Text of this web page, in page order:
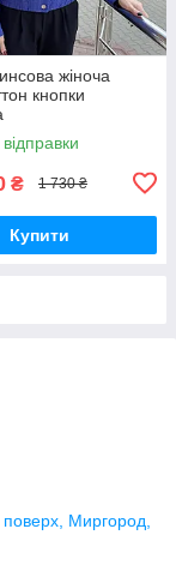
жіноча
кнопки
₴ 1 730 ₴
Купити
Миргород,